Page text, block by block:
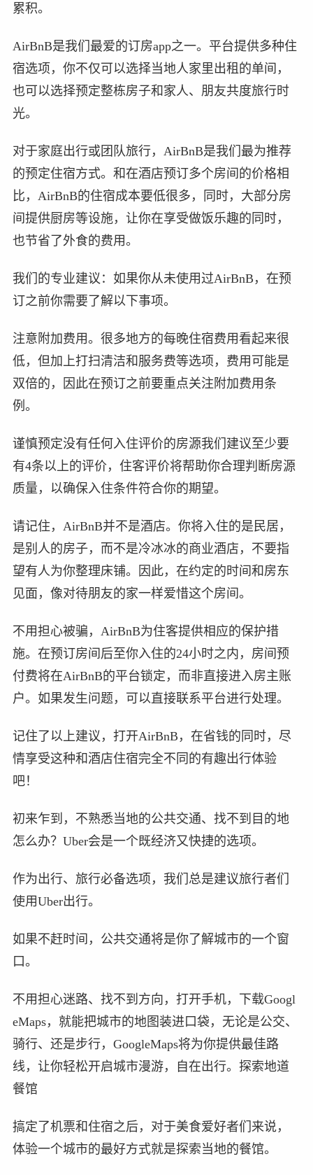
累积。
AirBnB是我们最爱的订房app之一。平台提供多种住
宿选项，你不仅可以选择当地人家里出租的单间，
也可以选择预定整栋房子和家人、朋友共度旅行时
光。
对于家庭出行或团队旅行，AirBnB是我们最为推荐
的预定住宿方式。和在酒店预订多个房间的价格相
比，AirBnB的住宿成本要低很多，同时，大部分房
间提供厨房等设施，让你在享受做饭乐趣的同时，
也节省了外食的费用。
我们的专业建议：如果你从未使用过AirBnB，在预
订之前你需要了解以下事项。
注意附加费用。很多地方的每晚住宿费用看起来很
低，但加上打扫清洁和服务费等选项，费用可能是
双倍的，因此在预订之前要重点关注附加费用条
例。
谨慎预定没有任何入住评价的房源我们建议至少要
有4条以上的评价，住客评价将帮助你合理判断房源
质量，以确保入住条件符合你的期望。
请记住，AirBnB并不是酒店。你将入住的是民居，
是别人的房子，而不是冷冰冰的商业酒店，不要指
望有人为你整理床铺。因此，在约定的时间和房东
见面，像对待朋友的家一样爱惜这个房间。
不用担心被骗，AirBnB为住客提供相应的保护措
施。在预订房间后至你入住的24小时之内，房间预
付费将在AirBnB的平台锁定，而非直接进入房主账
户。如果发生问题，可以直接联系平台进行处理。
记住了以上建议，打开AirBnB，在省钱的同时，尽
情享受这种和酒店住宿完全不同的有趣出行体验
吧！
初来乍到，不熟悉当地的公共交通、找不到目的地
怎么办？Uber会是一个既经济又快捷的选项。
作为出行、旅行必备选项，我们总是建议旅行者们
使用Uber出行。
如果不赶时间，公共交通将是你了解城市的一个窗
口。
不用担心迷路、找不到方向，打开手机，下载Googl
eMaps，就能把城市的地图装进口袋，无论是公交、
骑行、还是步行，GoogleMaps将为你提供最佳路
线，让你轻松开启城市漫游，自在出行。探索地道
餐馆
搞定了机票和住宿之后，对于美食爱好者们来说，
体验一个城市的最好方式就是探索当地的餐馆。